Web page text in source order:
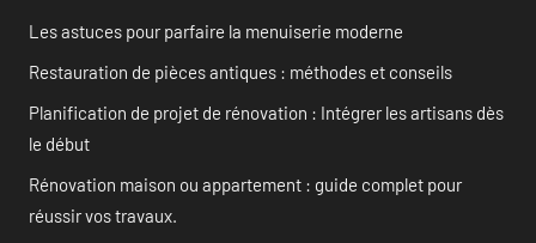
Les astuces pour parfaire la menuiserie moderne
Restauration de pièces antiques : méthodes et conseils
Planification de projet de rénovation : Intégrer les artisans dès
le début
Rénovation maison ou appartement : guide complet pour
réussir vos travaux.